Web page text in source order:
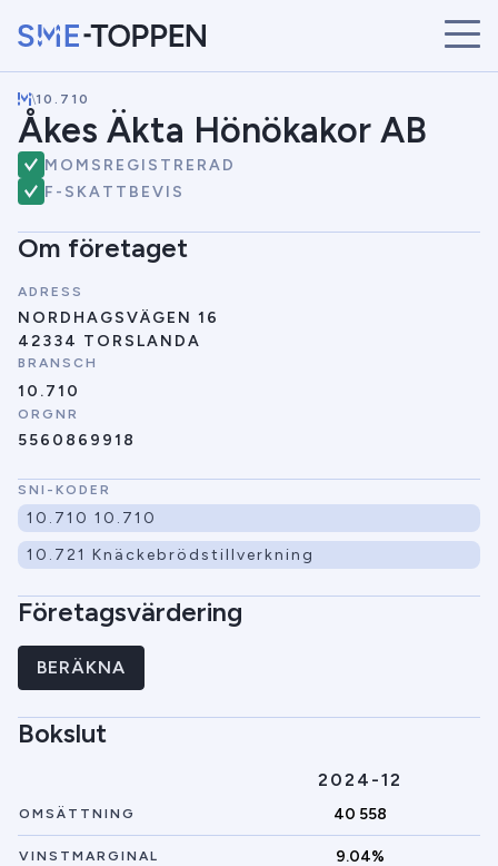
START
ÅRETS VINNARE
BRANSCHER
SÖK
NYHETER
\10.710
Åkes Äkta Hönökakor AB
MOMSREGISTRERAD
F-SKATTBEVIS
Om företaget
ADRESS
NORDHAGSVÄGEN 16
42334 TORSLANDA
BRANSCH
10.710
ORGNR
5560869918
SNI-KODER
10.710 10.710
10.721 Knäckebrödstillverkning
Företagsvärdering
BERÄKNA
Bokslut
2024-12
OMSÄTTNING 40 558
VINSTMARGINAL 9.04%